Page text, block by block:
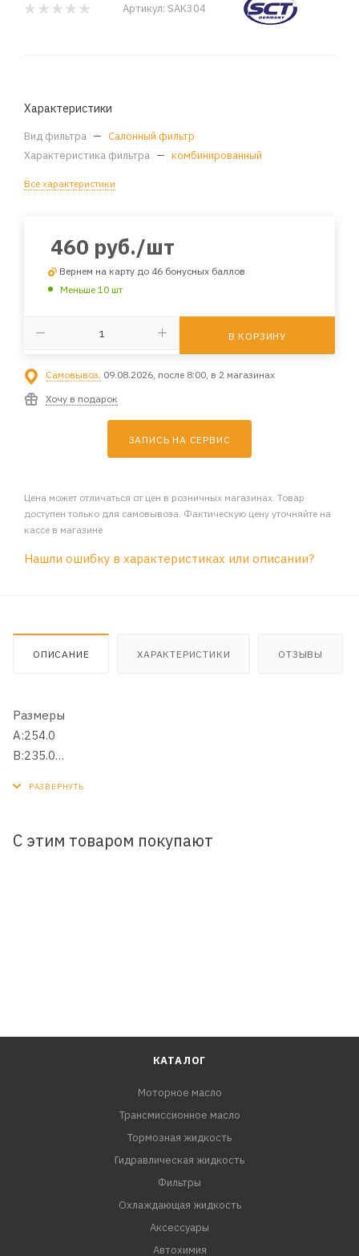
Артикул: SAK304
Характеристики
Вид фильтра — Салонный фильтр
Характеристика фильтра — комбинированный
Все характеристики
460 руб./шт
Вернем на карту до 46 бонусных баллов
Меньше 10 шт
В КОРЗИНУ
Самовывоз: 09.08.2026, после 8:00, в 2 магазинах
Хочу в подарок
ЗАПИСЬ НА СЕРВИС
Цена может отличаться от цен в розничных магазинах. Товар
доступен только для самовывоза. Фактическую цену уточняйте на
кассе в магазине
Нашли ошибку в характеристиках или описании?
ОПИСАНИЕ ХАРАКТЕРИСТИКИ ОТЗЫВЫ
Размеры
A:254.0
B:235.0
Комментарий 1: MAHLE LAK 888
DENCKERMANN M110874
DENCKERMANN M110875K
С этим товаром покупают
КАТАЛОГ
Моторное масло
Трансмиссионное масло
Тормозная жидкость
Гидравлическая жидкость
Фильтры
Охлаждающая жидкость
Аксессуары
Автохимия